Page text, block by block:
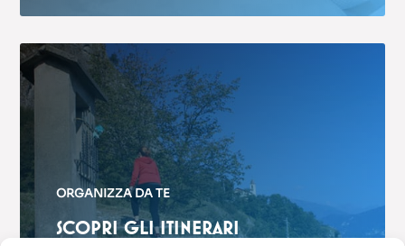
ORGANIZZA DA TE
SCOPRI GLI ITINERARI